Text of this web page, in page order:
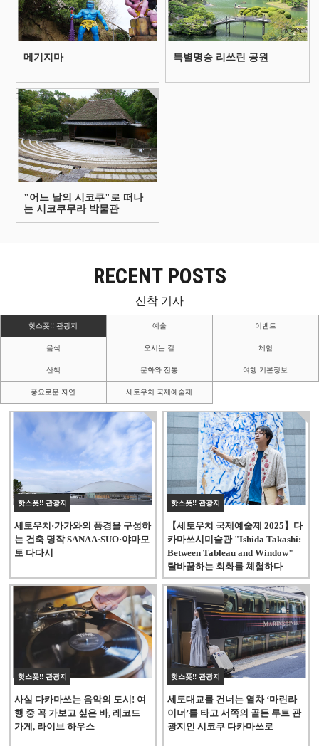
메기지마 특별명승 리쓰린 공원
文化・伝統 注目観光スポット 散策 豊かな自
然 area屋島・庵治・牟礼
"어느 날의 시코쿠"로 떠나
는 시코쿠무라 박물관
RECENT POSTS
신착 기사
핫스폿!! 관광지 예술 이벤트
음식 오시는 길 체험
산책 문화와 전통 여행 기본정보
풍요로운 자연 세토우치 국제예술제
핫스폿!! 관광지
세토우치·가가와의 풍경을 구성하
는 건축 명작 SANAA·SUO·야마모
토 다다시
핫스폿!! 관광지
【세토우치 국제예술제 2025】다
카마쓰시미술관 "Ishida Takashi:
Between Tableau and Window"
탈바꿈하는 회화를 체험하다
핫스폿!! 관광지
사실 다카마쓰는 음악의 도시! 여
행 중 꼭 가보고 싶은 바, 레코드
가게, 라이브 하우스
핫스폿!! 관광지
세토대교를 건너는 열차 ‘마린라
이너’를 타고 서쪽의 골든 루트 관
광지인 시코쿠 다카마쓰로